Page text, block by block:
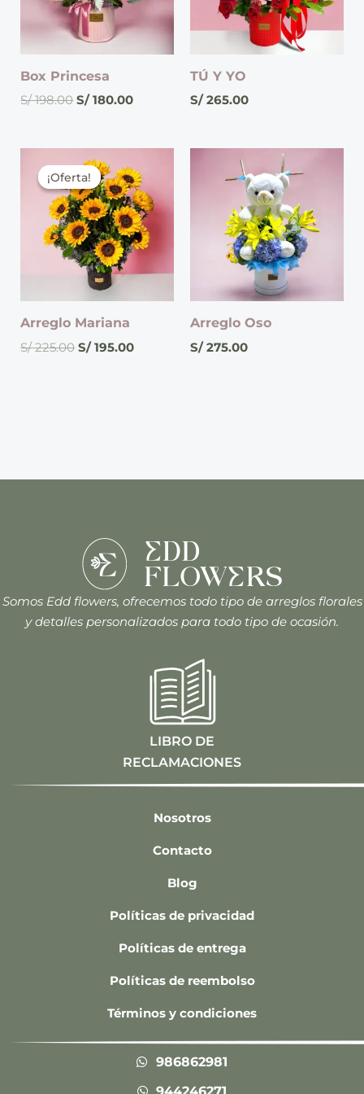
Box Princesa
S/198.00 S/180.00
TÚ Y YO
S/265.00
¡Oferta!
¡Oferta!
Arreglo Mariana
S/225.00
precio
original
era:
S/ 225.00.
S/195.00
precio
actual
es:
S/ 195.00.
Arreglo Oso
S/275.00
Somos Edd flowers, ofrecemos todo tipo de arreglos florales
y detalles personalizados para todo tipo de ocasión.
LIBRO DE
RECLAMACIONES
Nosotros
Contacto
Blog
Políticas de privacidad
Políticas de entrega
Políticas de reembolso
Términos y condiciones
986862981